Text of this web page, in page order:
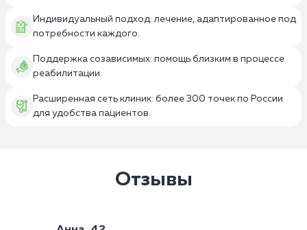
Индивидуальный подход: лечение, адаптированное под
потребности каждого.
Поддержка созависимых: помощь близким в процессе
реабилитации.
Расширенная сеть клиник: более 300 точек по России
для удобства пациентов.
Отзывы